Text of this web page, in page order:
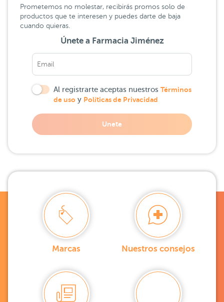
Prometemos no molestar, recibirás promos solo de
productos que te interesen y puedes darte de baja
cuando quieras.
Únete a Farmacia Jiménez
Al registrarte aceptas nuestros Términos
de uso y Políticas de Privacidad
Unete
Marcas Nuestros consejos